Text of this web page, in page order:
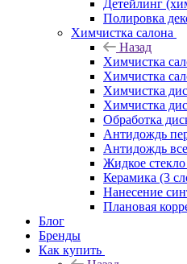
Детейлинг
Полировка
Химчистка салона
Назад
Химчистка
Химчистка
Химчистка
Химчистка
Обработка
Антидождь
Антидождь
Жидкое
Керамика (3
Нанесение
Плановая
Блог
Бренды
Как купить